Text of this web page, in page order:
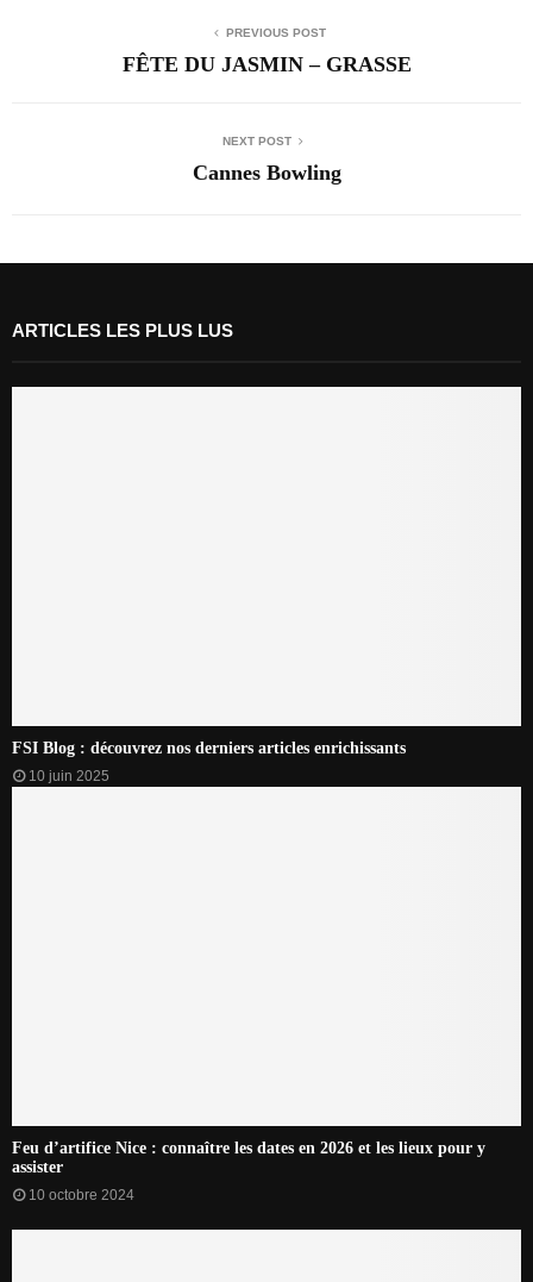
PREVIOUS POST
FÊTE DU JASMIN – GRASSE
NEXT POST
Cannes Bowling
ARTICLES LES PLUS LUS
FSI Blog : découvrez nos derniers articles enrichissants
10 juin 2025
Feu d’artifice Nice : connaître les dates en 2026 et les lieux pour y
assister
10 octobre 2024